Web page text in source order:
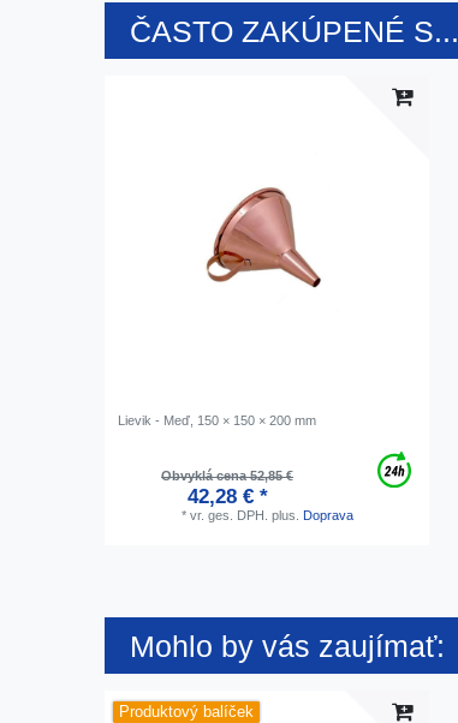
ČASTO ZAKÚPENÉ S...
Lievik - Meď, 150 × 150 × 200 mm
Obvyklá cena 52,85 €
42,28 € *
* vr. ges. DPH. plus. Doprava
Mohlo by vás zaujímať:
Produktový balíček